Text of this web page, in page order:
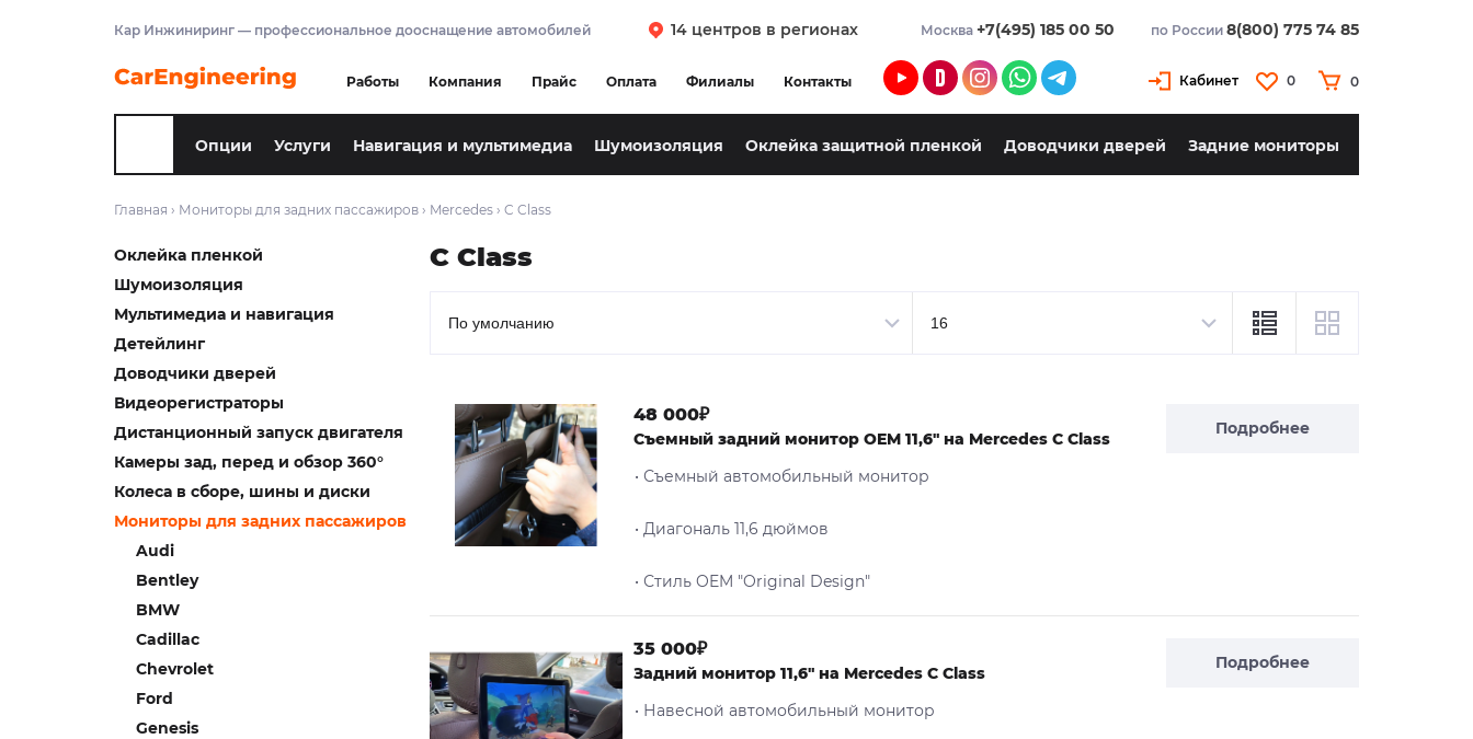
Кар Инжиниринг — профессиональное дооснащение автомобилей 14 центров в регионах Москва +7(495) 185 00 50 по России 8(800) 775 74 85
Работы Компания Прайс Оплата Филиалы Контакты Кабинет 0 0
Опции Услуги Навигация и мультимедиа Шумоизоляция Оклейка защитной пленкой Доводчики дверей Задние мониторы
Главная › Мониторы для задних пассажиров › Mercedes › C Class
Оклейка пленкой
Шумоизоляция
Мультимедиа и навигация
Детейлинг
Доводчики дверей
Видеорегистраторы
Дистанционный запуск двигателя
Камеры зад, перед и обзор 360°
Колеса в сборе, шины и диски
Мониторы для задних пассажиров
Audi
Bentley
BMW
Cadillac
Chevrolet
Ford
Genesis
C Class
Подробнее
48 000₽
Cъемный задний монитор OEM 11,6" на Mercedes C Class
• Съемный автомобильный монитор
• Диагональ 11,6 дюймов
• Стиль OEM "Original Design"
Подробнее
35 000₽
Задний монитор 11,6" на Mercedes C Class
• Навесной автомобильный монитор